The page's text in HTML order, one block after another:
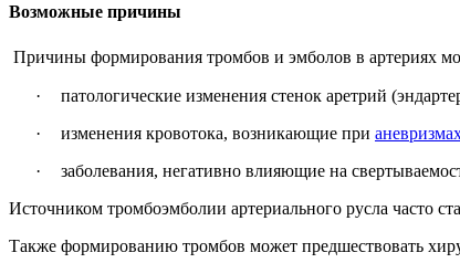
Возможные причины
Причины формирования тромбов и эмболов в артериях
· патологические изменения стенок аретрий
·
изменения кровотока, возникающие при
·
заболевания, негативно влияющие на
Источником тромбоэмболии артериального русла часто
Также формированию тромбов может предшествовать